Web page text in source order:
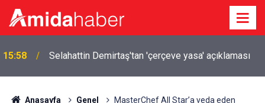
15:58 Selahattin Demirtaş'tan 'çerçeve yasa' açıklaması
Anasayfa Genel
MasterChef All Star’a veda eden